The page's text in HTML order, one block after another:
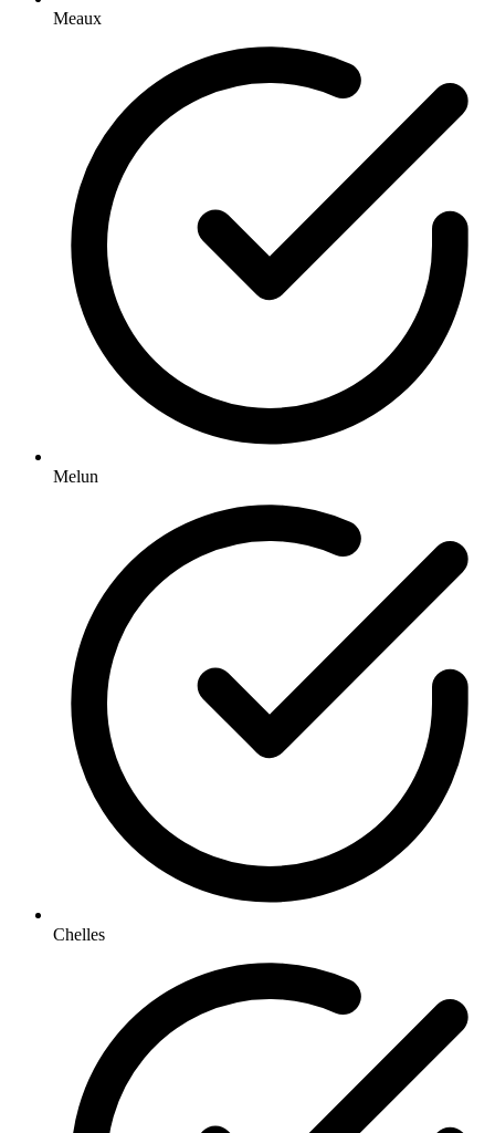
Meaux
Melun
Chelles